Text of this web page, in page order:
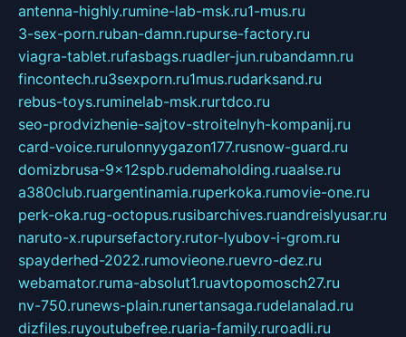
antenna-highly.rumine-lab-msk.ru1-mus.ru
3-sex-porn.ruban-damn.rupurse-factory.ru
viagra-tablet.rufasbags.ruadler-jun.rubandamn.ru
fincontech.ru3sexporn.ru1mus.rudarksand.ru
rebus-toys.ruminelab-msk.rurtdco.ru
seo-prodvizhenie-sajtov-stroitelnyh-kompanij.ru
card-voice.rurulonnyygazon177.rusnow-guard.ru
domizbrusa-9x12spb.rudemaholding.ruaalse.ru
a380club.ruargentinamia.ruperkoka.rumovie-one.ru
perk-oka.rug-octopus.rusibarchives.ruandreislyusar.ru
naruto-x.rupursefactory.rutor-lyubov-i-grom.ru
spayderhed-2022.rumovieone.ruevro-dez.ru
webamator.ruma-absolut1.ruavtopomosch27.ru
nv-750.runews-plain.runertansaga.rudelanalad.ru
dizfiles.ruyoutubefree.ruaria-family.ruroadli.ru